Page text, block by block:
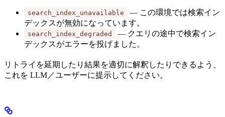
search_index_unavailable
— この環境では検索イン
デックスが無効になっています。
search_index_degraded
— クエリの途中で検索イン
デックスがエラーを投げました。
リトライを延期したり結果を適切に解釈したりできるよう、
これを LLM／ユーザーに提示してください。